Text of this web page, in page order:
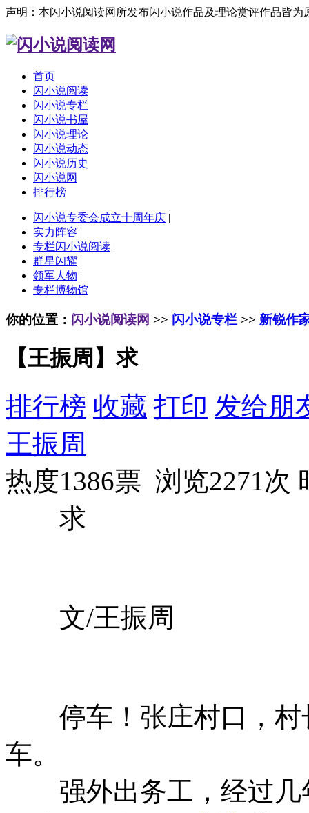
声明：本闪小说阅读网所发布闪小说作品及理论赏评作品皆
首页
闪小说阅读
闪小说专栏
闪小说书屋
闪小说理论
闪小说动态
闪小说历史
闪小说网
排行榜
闪小说专委会成立十周年庆 |
实力阵容 |
专栏闪小说阅读 |
群星闪耀 |
领军人物 |
专栏博物馆
你的位置： 闪小说阅读网 >> 闪小说专栏 >> 新锐作
【王振周】求
排行榜 收藏 打印 发给朋
王振周
热度1386票 浏览2271次
求
文/王振周
停车！张庄村口，村
车。
强外出务工，经过几